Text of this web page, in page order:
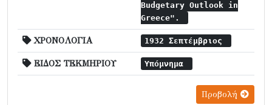
Budgetary Outlook in
Greece".
ΧΡΟΝΟΛΟΓΙΑ 1932 Σεπτέμβριος
ΕΙΔΟΣ ΤΕΚΜΗΡΙΟΥ Υπόμνημα
Προβολή